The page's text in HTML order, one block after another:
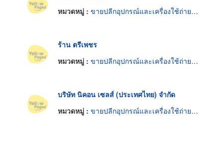
หมวดหมู่ : ขายปลีกอุปกรณ์และเครื่องใช้ถ่ายภาพ
ร้าน ตรีเพชร
หมวดหมู่ : ขายปลีกอุปกรณ์และเครื่องใช้ถ่ายภาพ
บริษัท นิคอน เซลส์ (ประเทศไทย) จำกัด
หมวดหมู่ : ขายปลีกอุปกรณ์และเครื่องใช้ถ่ายภาพ